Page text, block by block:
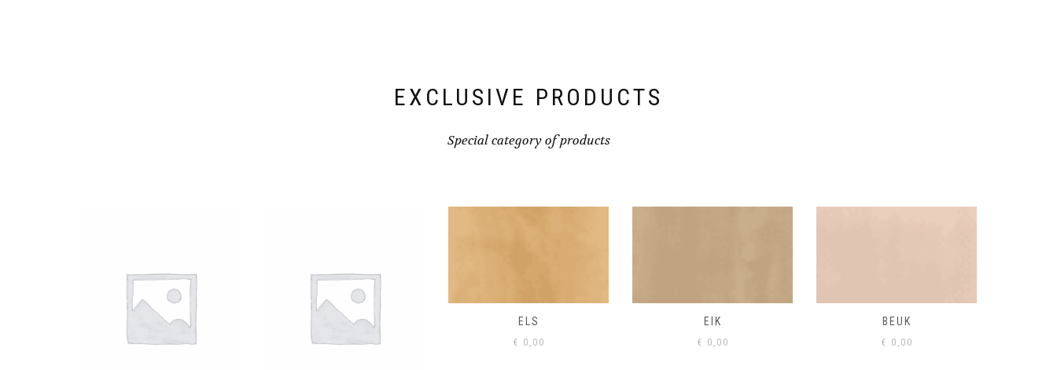
EXCLUSIVE PRODUCTS
Special category of products
ELS
€0,00
EIK
€ 0,00
BEUK
€ 0,00
VISONE
€ 0,00